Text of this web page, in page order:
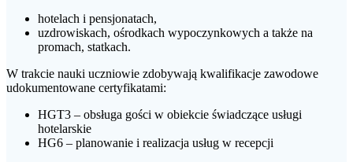
hotelach i pensjonatach,
uzdrowiskach, ośrodkach wypoczynkowych a także na
promach, statkach.
W trakcie nauki uczniowie zdobywają kwalifikacje zawodowe
udokumentowane certyfikatami:
HGT3 – obsługa gości w obiekcie świadczące usługi
hotelarskie
HG6 – planowanie i realizacja usług w recepcji